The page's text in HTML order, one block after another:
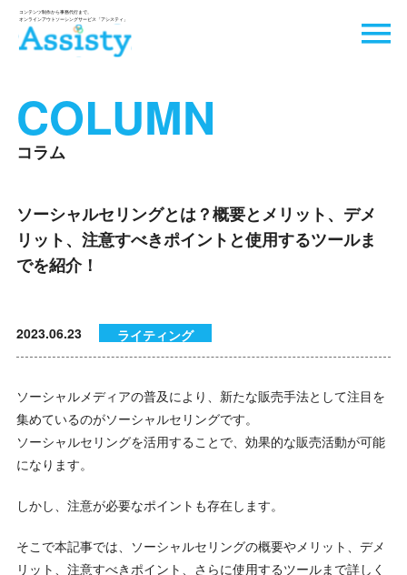
COLUMN
コラム
ソーシャルセリングとは？概要とメリット、デメ
リット、注意すべきポイントと使用するツールま
でを紹介！
2023.06.23 ライティング
ソーシャルメディアの普及により、新たな販売手法として注目を
集めているのがソーシャルセリングです。
ソーシャルセリングを活用することで、効果的な販売活動が可能
になります。
しかし、注意が必要なポイントも存在します。
そこで本記事では、ソーシャルセリングの概要やメリット、デメ
リット、注意すべきポイント、さらに使用するツールまで詳しく